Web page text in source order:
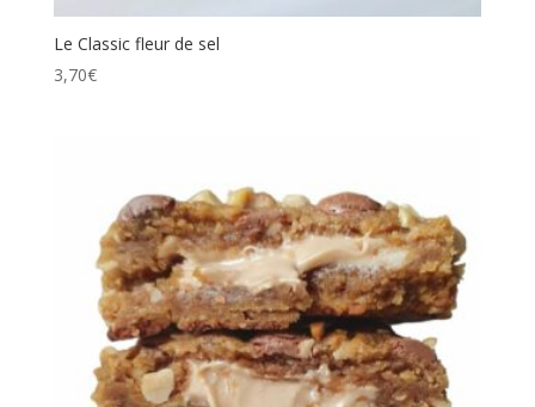
Le Classic fleur de sel
3,70€